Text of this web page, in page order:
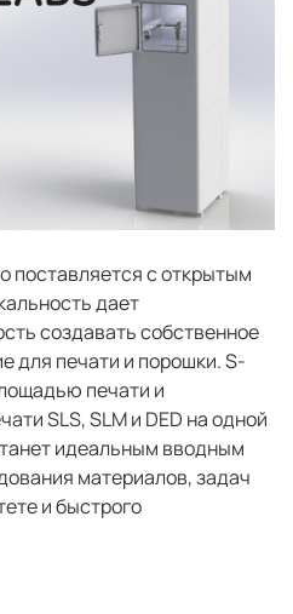
поставляется с открытым
дает
создавать собственное
для печати и порошки. S-
печати и
SLS, SLM и DED на одной
идеальным вводным
материалов, задач
и быстрого